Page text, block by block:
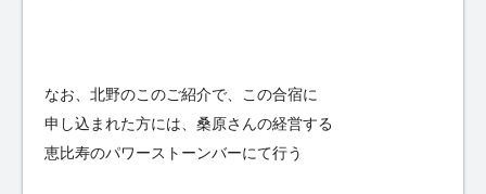
なお、北野のこのご紹介で、この合宿に
申し込まれた方には、桑原さんの経営する
恵比寿のパワーストーンバーにて行う